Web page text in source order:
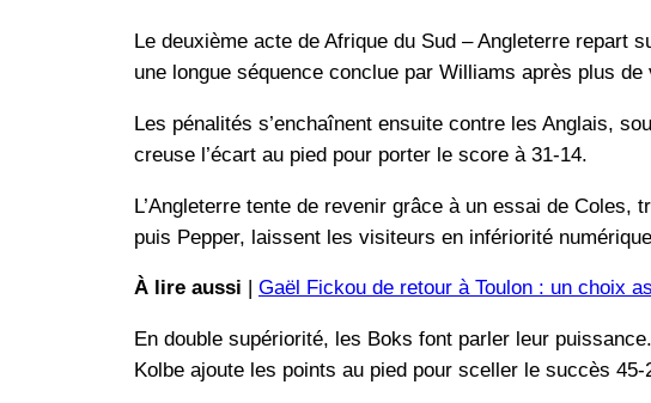
Le deuxième acte de Afrique du Sud – Angleterre repart
une longue séquence conclue par Williams après plus de
Les pénalités s’enchaînent ensuite contre les Anglais,
creuse l’écart au pied pour porter le score à 31-14.
L’Angleterre tente de revenir grâce à un essai de
puis Pepper, laissent les visiteurs en infériorité
À lire aussi Gaël Fickou de retour à Toulon : un choix
En double supériorité, les Boks font parler leur
Kolbe ajoute les points au pied pour sceller le succès 45-